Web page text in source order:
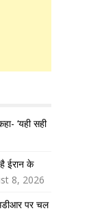
‘यही सही
ईरान के
8, 2026
पर चल